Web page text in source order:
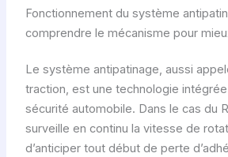
Fonctionnement du système
comprendre le mécanisme pour
Le système antipatinage, aussi
traction, est une technologie
sécurité automobile. Dans le cas du
surveille en continu la vitesse de
d’anticiper tout début de perte